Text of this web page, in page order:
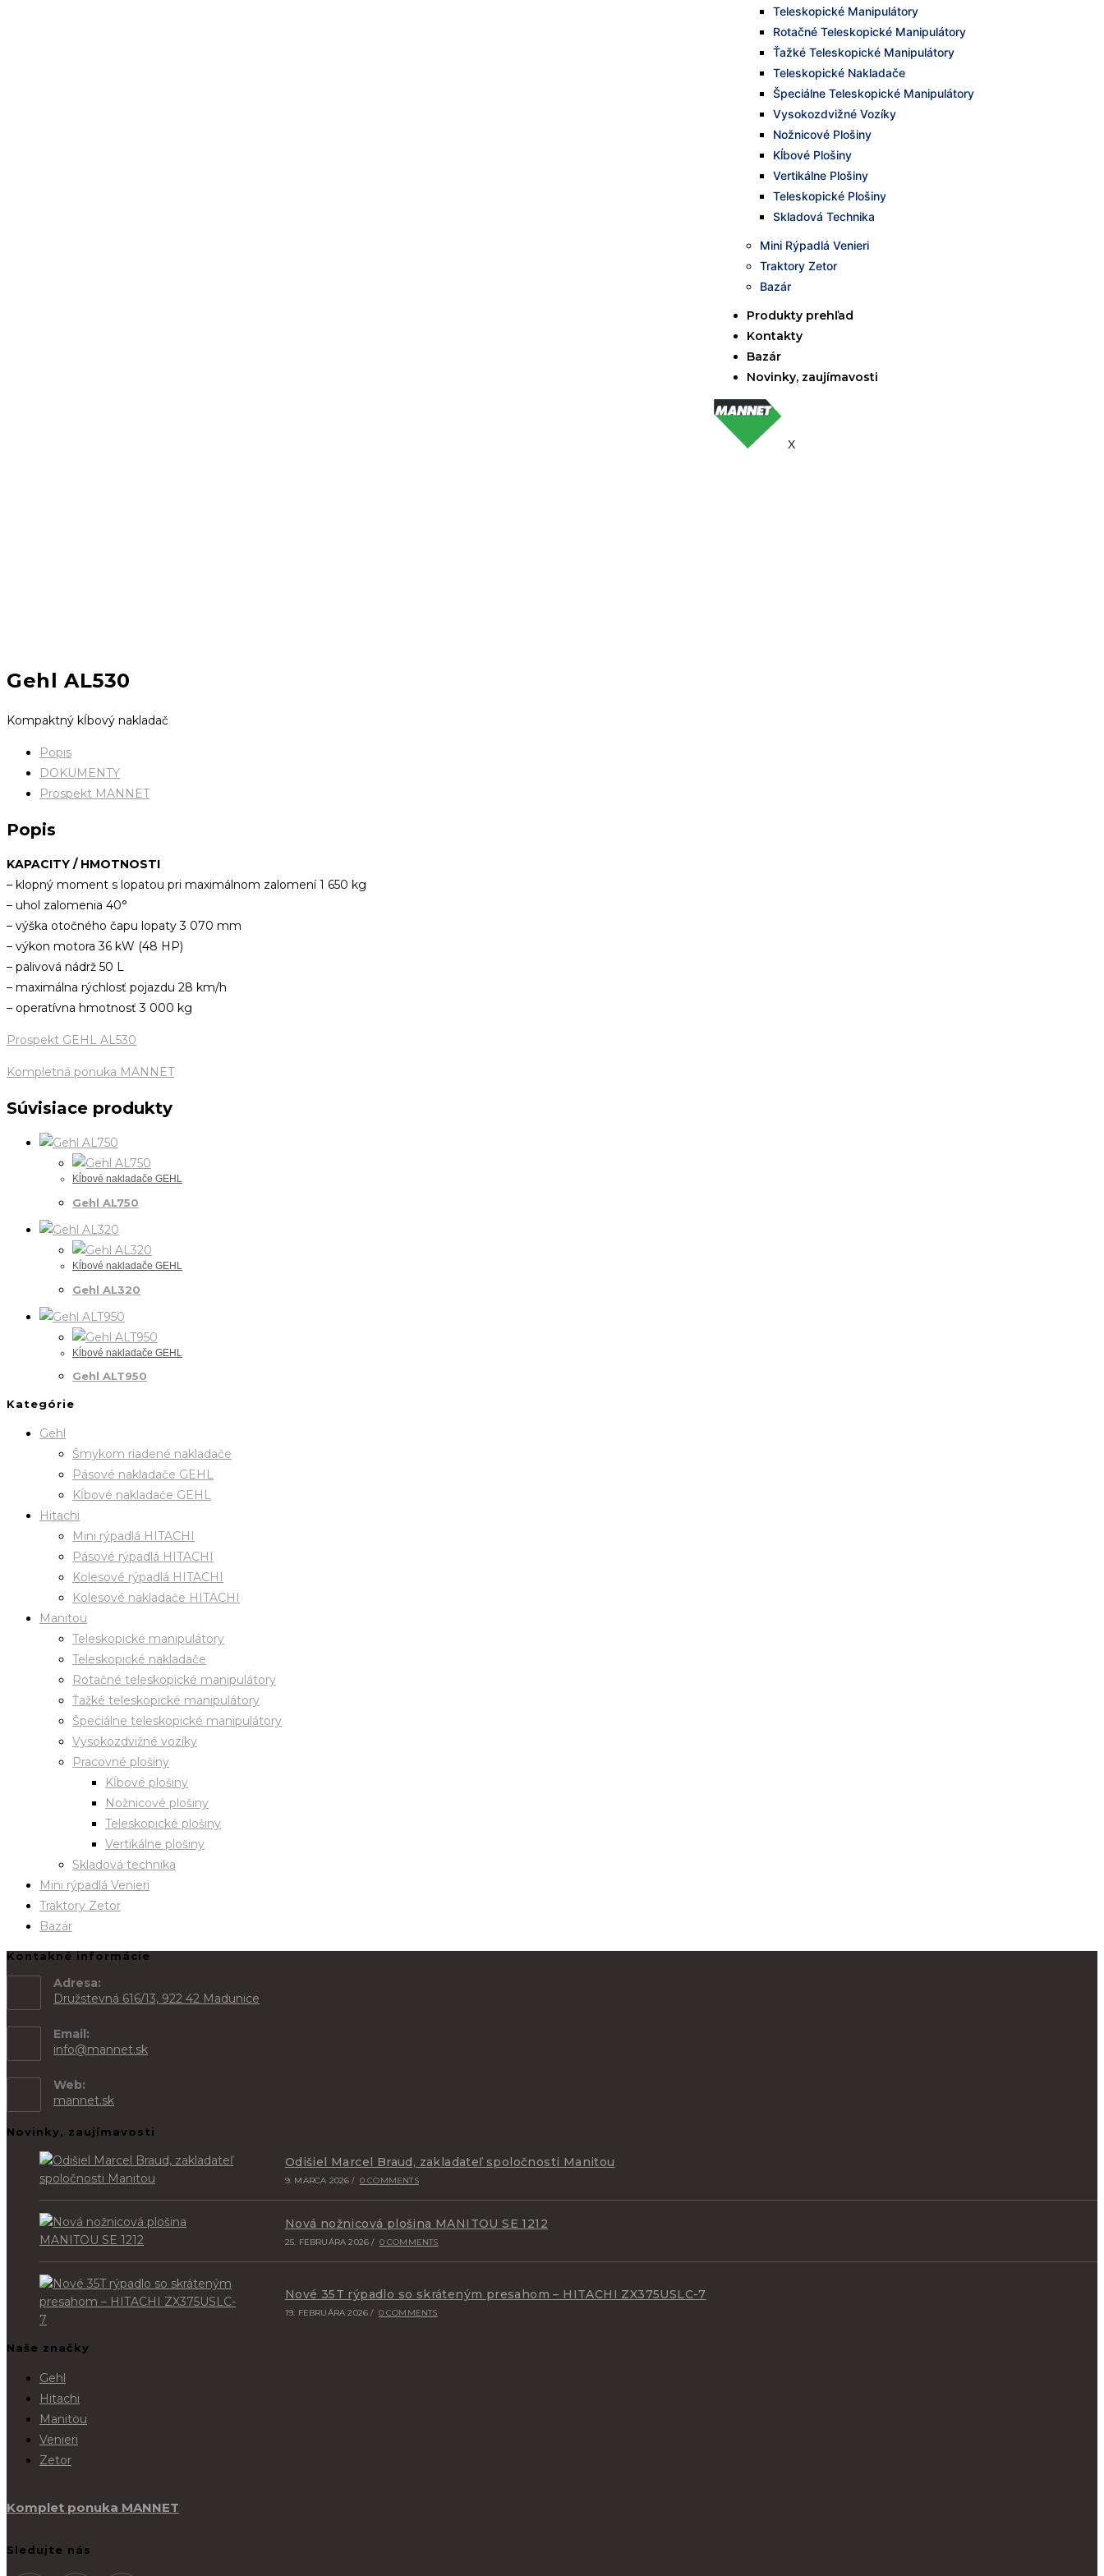
Teleskopické Manipulátory
Rotačné Teleskopické Manipulátory
Ťažké Teleskopické Manipulátory
Teleskopické Nakladače
Špeciálne Teleskopické Manipulátory
Vysokozdvižné Vozíky
Nožnicové Plošiny
Kĺbové Plošiny
Vertikálne Plošiny
Teleskopické Plošiny
Skladová Technika
Mini Rýpadlá Venieri
Traktory Zetor
Bazár
Produkty prehľad
Kontakty
Bazár
Novinky, zaujímavosti
X
Gehl AL530
Kompaktný kĺbový nakladač
Popis
DOKUMENTY
Prospekt MANNET
Popis
KAPACITY / HMOTNOSTI
– klopný moment s lopatou pri maximálnom zalomení 1 650 kg
– uhol zalomenia 40°
– výška otočného čapu lopaty 3 070 mm
– výkon motora 36 kW (48 HP)
– palivová nádrž 50 L
– maximálna rýchlosť pojazdu 28 km/h
– operatívna hmotnosť 3 000 kg
Prospekt GEHL AL530
Kompletná ponuka MANNET
Súvisiace produkty
Kĺbové nakladače GEHL
Gehl AL750
Kĺbové nakladače GEHL
Gehl AL320
Kĺbové nakladače GEHL
Gehl ALT950
Kategórie
Gehl
Šmykom riadené nakladače
Pásové nakladače GEHL
Kĺbové nakladače GEHL
Hitachi
Mini rýpadlá HITACHI
Pásové rýpadlá HITACHI
Kolesové rýpadlá HITACHI
Kolesové nakladače HITACHI
Manitou
Teleskopické manipulátory
Teleskopické nakladače
Rotačné teleskopické manipulátory
Ťažké teleskopické manipulátory
Špeciálne teleskopické manipulátory
Vysokozdvižné vozíky
Pracovné plošiny
Kĺbové plošiny
Nožnicové plošiny
Teleskopické plošiny
Vertikálne plošiny
Skladová technika
Mini rýpadlá Venieri
Traktory Zetor
Bazár
Kontakné informácie
Adresa:
Družstevná 616/13, 922 42 Madunice
Email:
info@mannet.sk
Web:
mannet.sk
Novinky, zaujímavosti
Odišiel Marcel Braud, zakladateľ spoločnosti Manitou
9. MARCA 2026 / 0 COMMENTS
Nová nožnicová plošina MANITOU SE 1212
25. FEBRUÁRA 2026 / 0 COMMENTS
Nové 35T rýpadlo so skráteným presahom – HITACHI ZX375USLC-7
19. FEBRUÁRA 2026 / 0 COMMENTS
Naše značky
Gehl
Hitachi
Manitou
Venieri
Zetor
Komplet ponuka MANNET
Sledujte nás